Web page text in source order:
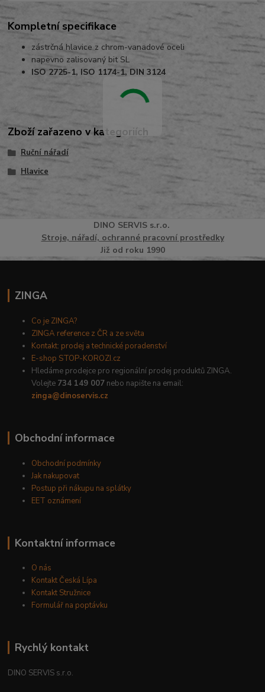
Kompletní specifikace
zástrčná hlavice z chrom-vanadové oceli
napevno zalisovaný bit SL
ISO 2725-1, ISO 1174-1, DIN 3124
Zboží zařazeno v kategoriích
Ruční nářadí
Hlavice
DINO SERVISs.r.o.
Stroje, nářadí, ochranné pracovní prostředky
Již od roku 1990
ZINGA
Co je ZINGA?
ZINGA reference z ČR a ze světa
Kontakt: prodej a technické poradenství
E-shop STOP-KOROZI.cz
Hledáme prodejce pro regionální prodej produktů ZINGA.
Volejte 734 149 007 nebo napište na email:
zinga@dinoservis.cz
Obchodní informace
Obchodní podmínky
Jak nakupovat
Postup při nákupu na splátky
EET oznámení
Kontaktní informace
O nás
Kontakt Česká Lípa
Kontakt Stružnice
Formulář na poptávku
Rychlý kontakt
DINO SERVIS s.r.o.